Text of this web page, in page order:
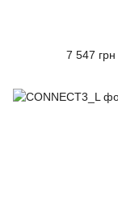
7 547 грн